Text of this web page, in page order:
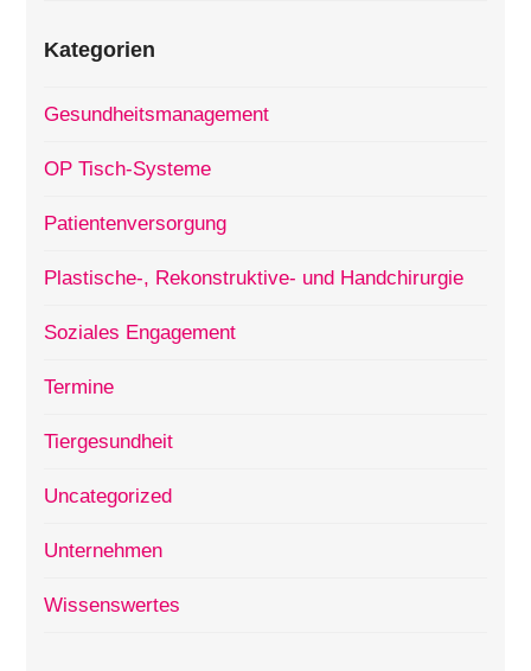
Kategorien
Gesundheitsmanagement
OP Tisch-Systeme
Patientenversorgung
Plastische-, Rekonstruktive- und Handchirurgie
Soziales Engagement
Termine
Tiergesundheit
Uncategorized
Unternehmen
Wissenswertes